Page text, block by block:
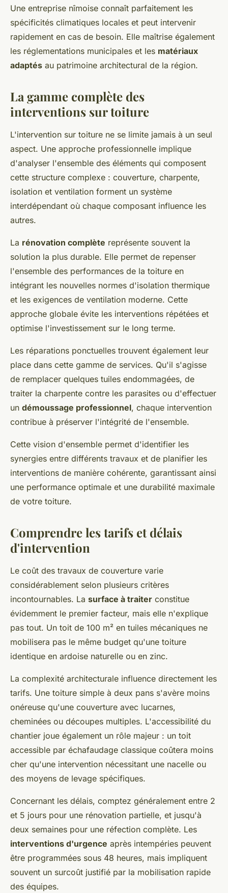
Une entreprise nîmoise connaît parfaitement les
spécificités climatiques locales et peut intervenir
rapidement en cas de besoin. Elle maîtrise également
les réglementations municipales et les matériaux
adaptés au patrimoine architectural de la région.
La gamme complète des
interventions sur toiture
L'intervention sur toiture ne se limite jamais à un seul
aspect. Une approche professionnelle implique
d'analyser l'ensemble des éléments qui composent
cette structure complexe : couverture, charpente,
isolation et ventilation forment un système
interdépendant où chaque composant influence les
autres.
La rénovation complète représente souvent la
solution la plus durable. Elle permet de repenser
l'ensemble des performances de la toiture en
intégrant les nouvelles normes d'isolation thermique
et les exigences de ventilation moderne. Cette
approche globale évite les interventions répétées et
optimise l'investissement sur le long terme.
Les réparations ponctuelles trouvent également leur
place dans cette gamme de services. Qu'il s'agisse
de remplacer quelques tuiles endommagées, de
traiter la charpente contre les parasites ou d'effectuer
un démoussage professionnel, chaque intervention
contribue à préserver l'intégrité de l'ensemble.
Cette vision d'ensemble permet d'identifier les
synergies entre différents travaux et de planifier les
interventions de manière cohérente, garantissant ainsi
une performance optimale et une durabilité maximale
de votre toiture.
Comprendre les tarifs et délais
d'intervention
Le coût des travaux de couverture varie
considérablement selon plusieurs critères
incontournables. La surface à traiter constitue
évidemment le premier facteur, mais elle n'explique
pas tout. Un toit de 100 m² en tuiles mécaniques ne
mobilisera pas le même budget qu'une toiture
identique en ardoise naturelle ou en zinc.
La complexité architecturale influence directement les
tarifs. Une toiture simple à deux pans s'avère moins
onéreuse qu'une couverture avec lucarnes,
cheminées ou découpes multiples. L'accessibilité du
chantier joue également un rôle majeur : un toit
accessible par échafaudage classique coûtera moins
cher qu'une intervention nécessitant une nacelle ou
des moyens de levage spécifiques.
Concernant les délais, comptez généralement entre 2
et 5 jours pour une rénovation partielle, et jusqu'à
deux semaines pour une réfection complète. Les
interventions d'urgence après intempéries peuvent
être programmées sous 48 heures, mais impliquent
souvent un surcoût justifié par la mobilisation rapide
des équipes.